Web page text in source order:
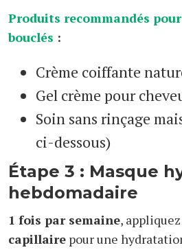
Produits recommandés
bouclés :
Crème coiffante
Gel crème pour
Soin sans rinçage
ci-dessous)
Étape 3 : Masque
hebdomadaire
1 fois par semaine,
capillaire pour une